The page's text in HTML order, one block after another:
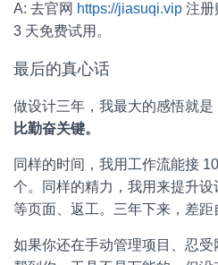
A: 去官网 https://jiasuqi.vip 注册
3 天免费试用。
最后的真心话
做设计三年，我最大的感悟就是
比勤奋关键。
同样的时间，我用工作流能接
个。同样的精力，我用来提升设
等页面、返工。三年下来，差距
如果你还在手动管理项目、忍